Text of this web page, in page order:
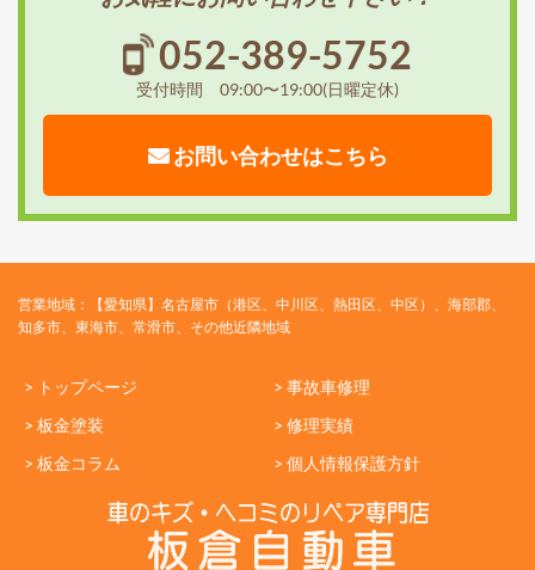
052-389-5752
受付時間 09:00〜19:00(日曜定休)
お問い合わせはこちら
営業地域：【愛知県】名古屋市（港区、中川区、熱田区、中区）、海部郡、
知多市、東海市、常滑市、その他近隣地域
> トップページ
> 事故車修理
> 板金塗装
> 修理実績
> 板金コラム
> 個人情報保護方針